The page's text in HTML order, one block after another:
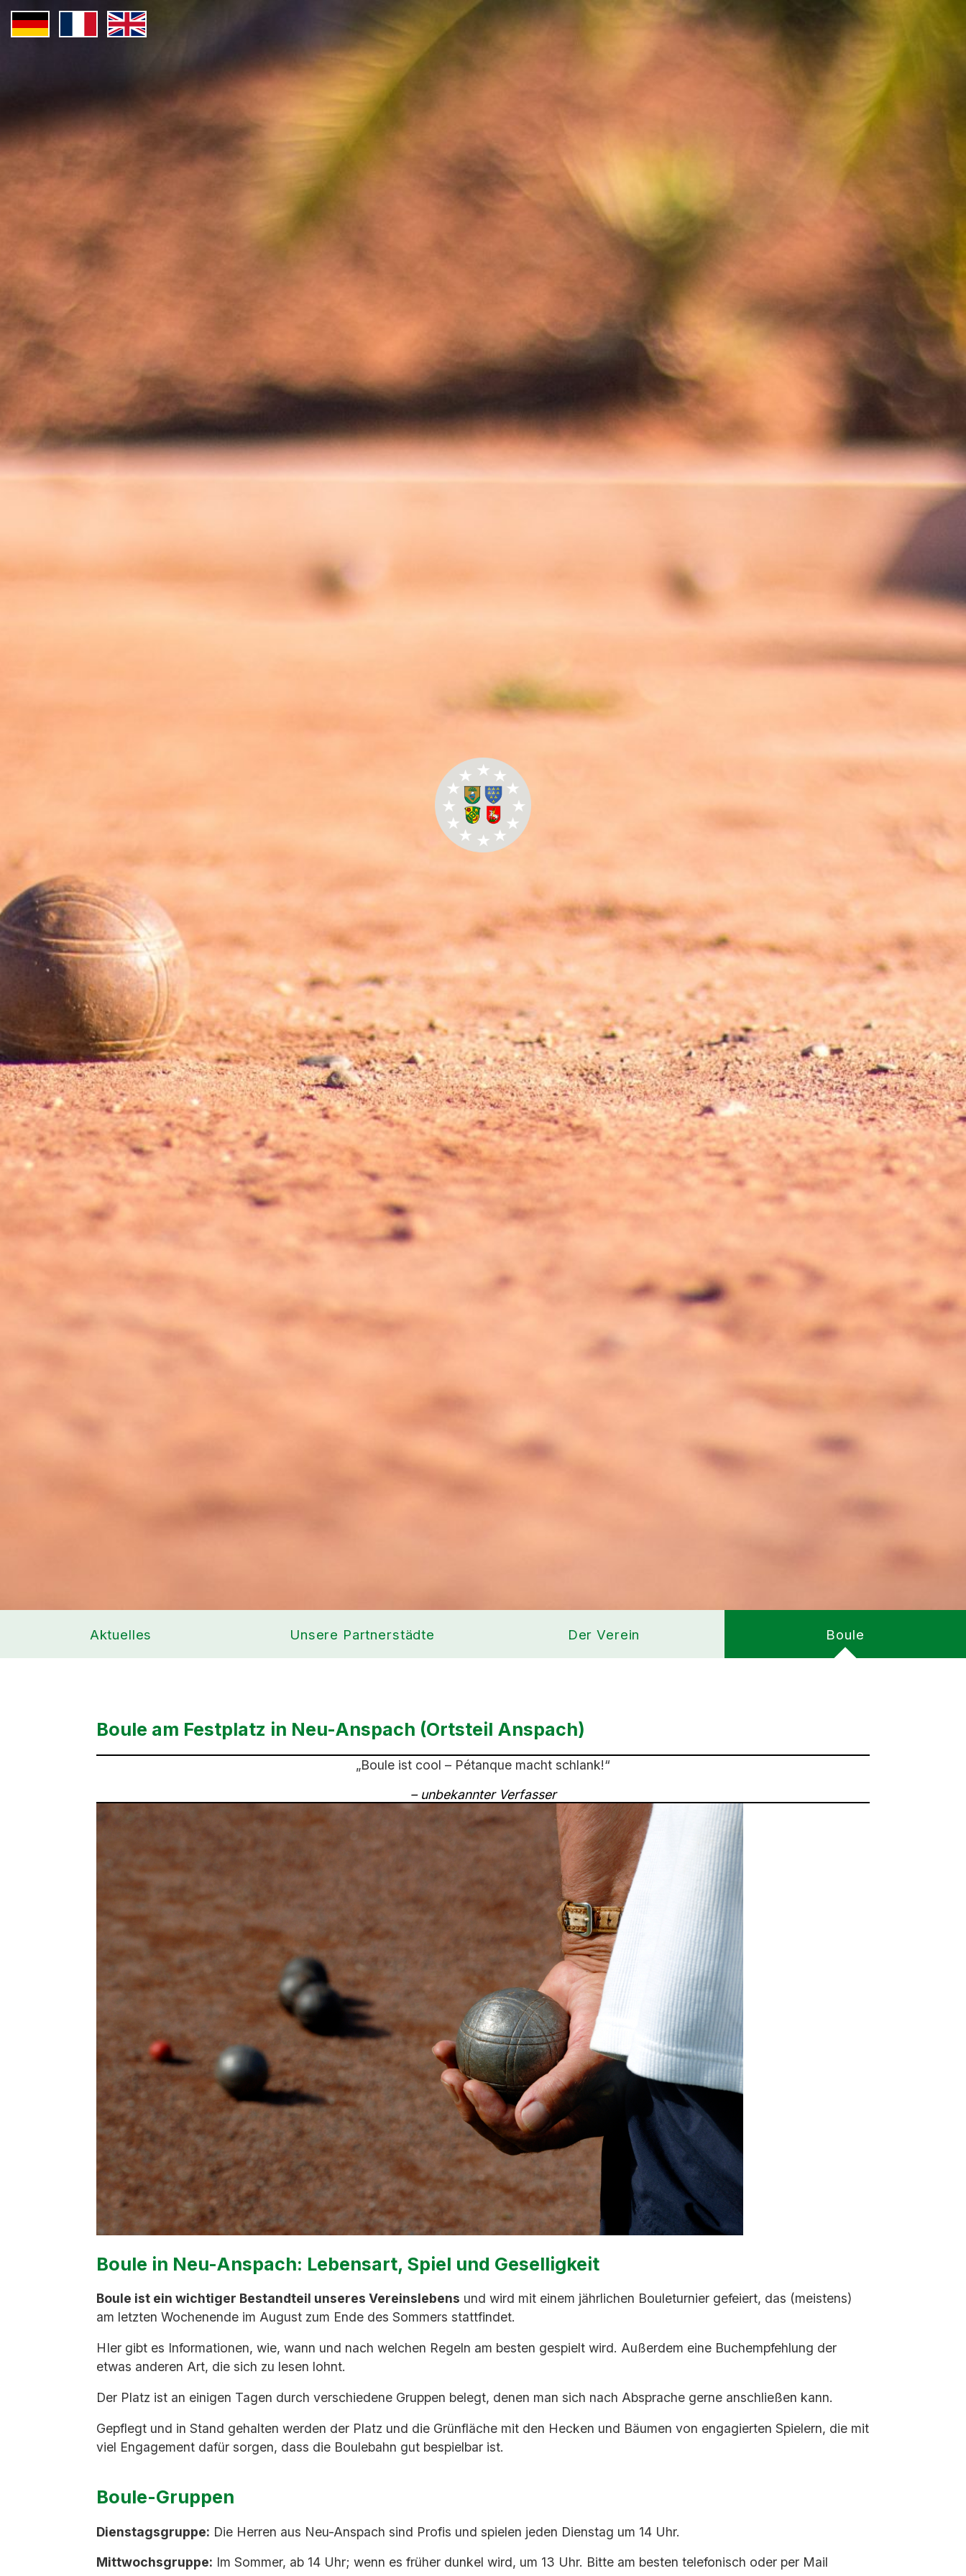
Aktuelles Unsere Partnerstädte Der Verein Boule
Boule am Festplatz in Neu-Anspach (Ortsteil Anspach)
„Boule ist cool – Pétanque macht schlank!“
– unbekannter Verfasser
Boule in Neu-Anspach: Lebensart, Spiel und Geselligkeit
Boule ist ein wichtiger Bestandteil unseres Vereinslebens und wird mit einem jährlichen Bouleturnier gefeiert, das (meistens)
am letzten Wochenende im August zum Ende des Sommers stattfindet.
HIer gibt es Informationen, wie, wann und nach welchen Regeln am besten gespielt wird. Außerdem eine Buchempfehlung der
etwas anderen Art, die sich zu lesen lohnt.
Der Platz ist an einigen Tagen durch verschiedene Gruppen belegt, denen man sich nach Absprache gerne anschließen kann.
Gepflegt und in Stand gehalten werden der Platz und die Grünfläche mit den Hecken und Bäumen von engagierten Spielern, die mit
viel Engagement dafür sorgen, dass die Boulebahn gut bespielbar ist.
Boule-Gruppen
Dienstagsgruppe: Die Herren aus Neu-Anspach sind Profis und spielen jeden Dienstag um 14 Uhr.
Mittwochsgruppe: Im Sommer, ab 14 Uhr; wenn es früher dunkel wird, um 13 Uhr. Bitte am besten telefonisch oder per Mail